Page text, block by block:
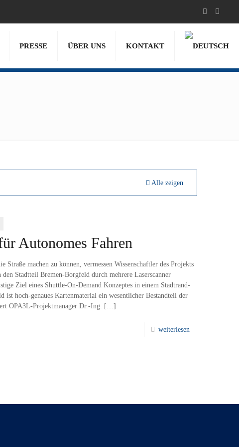
PRESSE ÜBER UNS KONTAKT
Alle zeigen
Autonomes Fahren
Straße machen zu können, vermessen Wissenschaftler des Projekts
Stadtteil Bremen-Borgfeld durch mehrere Laserscanner
Ziel eines Shuttle-On-Demand Konzeptes in einem Stadtrand-
ist hoch-genaues Kartenmaterial ein wesentlicher Bestandteil der
OPA3L-Projektmanager Dr.-Ing. […]
weiterlesen